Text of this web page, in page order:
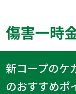
傷害一時
新コープのケ
のおすすめポ